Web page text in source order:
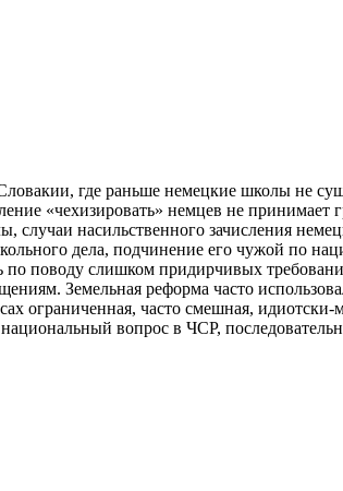
где раньше немецкие школы не
«чехизировать» немцев не
случаи насильственного зачисления
дела, подчинение его чужой по
поводу слишком придирчивых
Земельная реформа часто
часто смешная, идиотски-
вопрос в ЧСР,